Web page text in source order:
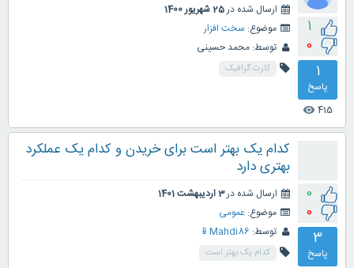
1
0
1
پاسخ
415
visibility
ارسال شده در25 شهریور 1400
موضوع: سخت افزار
توسط: محمد حسینی
کارت گرافیک
0
0
3
پاسخ
کدام یک بهتر است برای خریدن و کدام یک عملکرد
بهتری دارد
ارسال شده در3 اردیبهشت 1401
موضوع: عمومی
توسط: Mahdi86📱
کدام یک بهتر است